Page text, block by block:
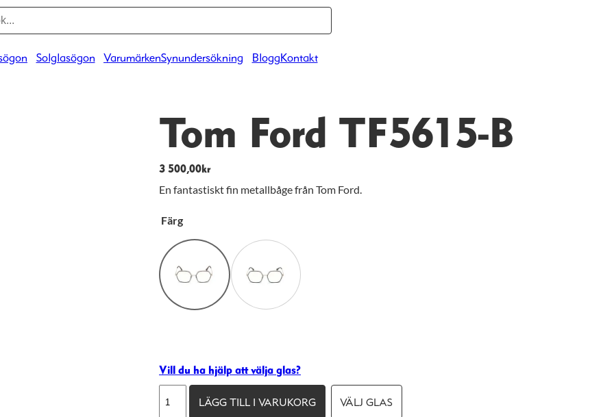
Solglasögon VarumärkenSynundersökning Blogg Kontakt
Tom Ford TF5615-B
3 500,00 kr
En fantastiskt fin metallbåge från Tom Ford.
Färg
Vill du ha hjälp att välja glas?
Ford
LÄGG TILL I VARUKORG VÄLJ GLAS